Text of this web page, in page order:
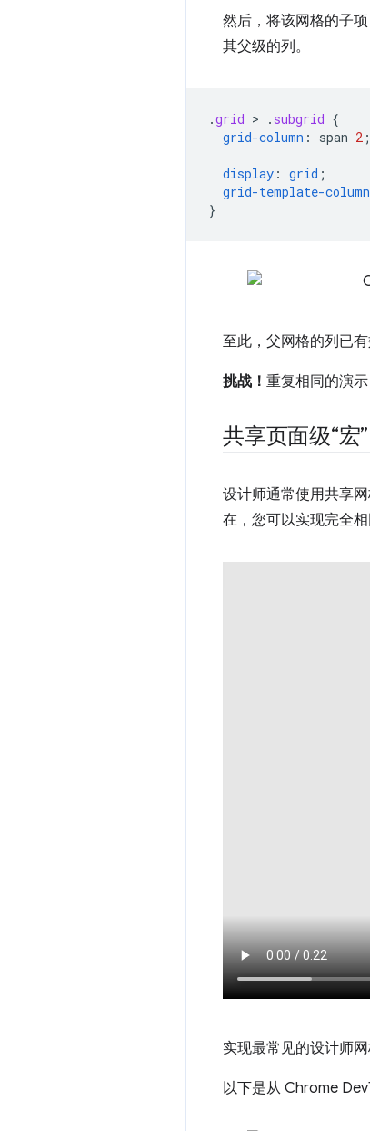
然后，将该网格的子
其父级的列。
.grid > . subgrid {
grid-column : span 2 ;
display : grid ;
grid-template-
}
至此，父网格的列已
挑战！ 重复相同的演
共享页面级“宏
设计师通常使用共享
在，您可以实现完全
实现最常见的设计师
以下是从 Chrome